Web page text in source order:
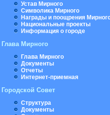
Устав Мирного
Символика Мирного
Награды и поощрения
Национальные проекты
Информация о городе
Глава Мирного
Глава Мирного
Документы
Отчеты
Интернет-приемная
Городской Совет
Структура
Документы